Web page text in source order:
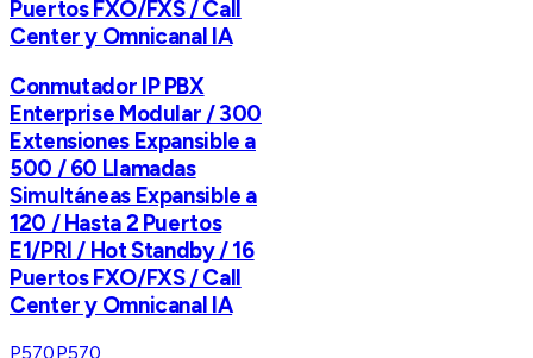
Puertos FXO/FXS / Call
Center y Omnicanal IA
Conmutador IP PBX
Enterprise Modular / 300
Extensiones Expansible a
500 / 60 Llamadas
Simultáneas Expansible a
120 / Hasta 2 Puertos
E1/PRI / Hot Standby / 16
Puertos FXO/FXS / Call
Center y Omnicanal IA
P570P570